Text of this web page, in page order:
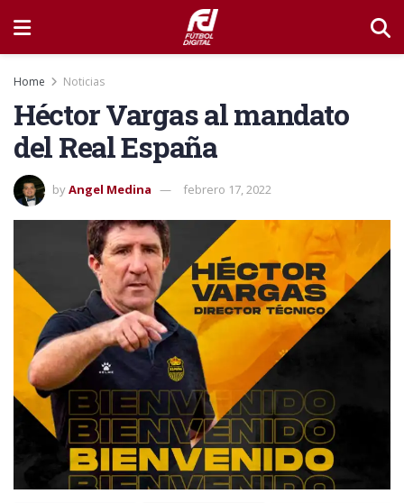
Home Noticias
Héctor Vargas al mandato
del Real España
byAngel Medina febrero 17, 2022